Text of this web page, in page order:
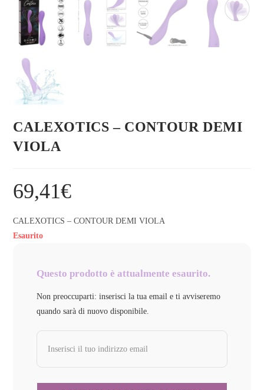
CALEXOTICS – CONTOUR DEMI
VIOLA
69,41€
CALEXOTICS – CONTOUR DEMI VIOLA
Esaurito
Questo prodotto è attualmente esaurito.
Non preoccuparti: inserisci la tua email e ti avviseremo
quando sarà di nuovo disponibile.